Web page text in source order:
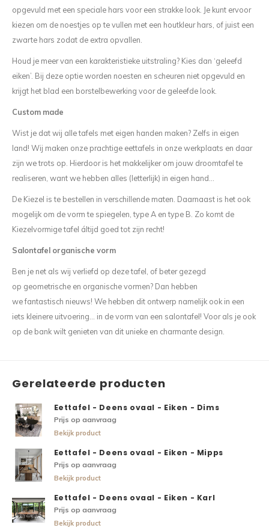
opgevuld met een speciale hars voor een strakke look. Je kunt ervoor
kiezen om de noestjes op te vullen met een houtkleur hars, of juist een
zwarte hars zodat de extra opvallen.
Houd je meer van een karakteristieke uitstraling? Kies dan ‘geleefd
eiken’. Bij deze optie worden noesten en scheuren niet opgevuld en
krijgt het blad een borstelbewerking voor de geleefde look.
Custom made
Wist je dat wij alle tafels met eigen handen maken? Zelfs in eigen
land! Wij maken onze prachtige eettafels in onze werkplaats en daar
zijn we trots op. Hierdoor is het makkelijker om jouw droomtafel te
realiseren, want we hebben alles (letterlijk) in eigen hand…
De Kiezel is te bestellen in verschillende maten. Daarnaast is het ook
mogelijk om de vorm te spiegelen, type A en type B. Zo komt de
Kiezelvormige tafel áltijd goed tot zijn recht!
Salontafel organische vorm
Ben je net als wij verliefd op deze tafel, of beter gezegd
op geometrische en organische vormen? Dan hebben
we fantastisch nieuws! We hebben dit ontwerp namelijk ook in een
iets kleinere uitvoering… in de vorm van een salontafel! Voor als je ook
op de bank wilt genieten van dit unieke en charmante design.
Gerelateerde producten
Eettafel - Deens ovaal - Eiken - Dims
Prijs op aanvraag
Bekijk product
Eettafel - Deens ovaal - Eiken - Mipps
Prijs op aanvraag
Bekijk product
Eettafel - Deens ovaal - Eiken - Karl
Prijs op aanvraag
Bekijk product